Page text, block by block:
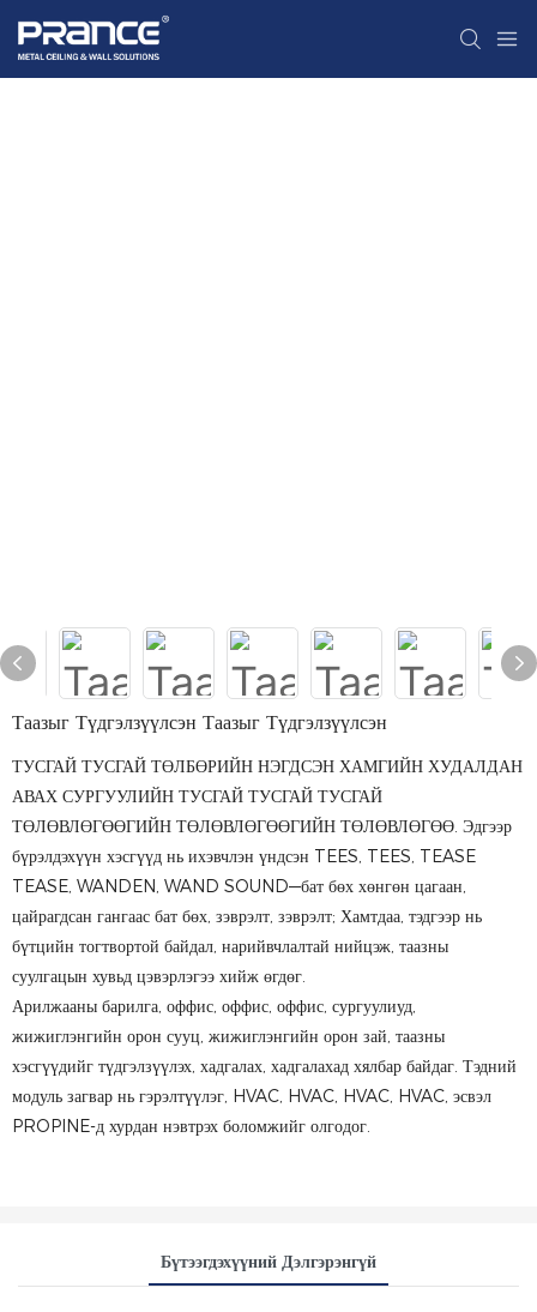
Таазыг Түдгэлзүүлсэн Таазыг Түдгэлзүүлсэн
ТУСГАЙ ТУСГАЙ ТӨЛБӨРИЙН НЭГДСЭН ХАМГИЙН ХУДАЛДАН
АВАХ СУРГУУЛИЙН ТУСГАЙ ТУСГАЙ ТУСГАЙ
ТӨЛӨВЛӨГӨӨГИЙН ТӨЛӨВЛӨГӨӨГИЙН ТӨЛӨВЛӨГӨӨ. Эдгээр
бүрэлдэхүүн хэсгүүд нь ихэвчлэн үндсэн TEES, TEES, TEASE
TEASE, WANDEN, WAND SOUND—бат бөх хөнгөн цагаан,
цайрагдсан гангаас бат бөх, зэврэлт, зэврэлт; Хамтдаа, тэдгээр нь
бүтцийн тогтвортой байдал, нарийвчлалтай нийцэж, таазны
суулгацын хувьд цэвэрлэгээ хийж өгдөг.
Арилжааны барилга, оффис, оффис, оффис, сургуулиуд,
жижиглэнгийн орон сууц, жижиглэнгийн орон зай, таазны
хэсгүүдийг түдгэлзүүлэх, хадгалах, хадгалахад хялбар байдаг. Тэдний
модуль загвар нь гэрэлтүүлэг, HVAC, HVAC, HVAC, HVAC, эсвэл
PROPINE-д хурдан нэвтрэх боломжийг олгодог.
Бүтээгдэхүүний Дэлгэрэнгүй